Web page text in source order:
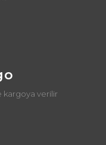
kargoya verilir